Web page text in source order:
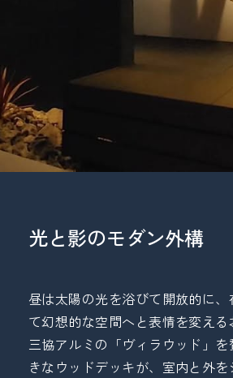
光と影のモダン外構
昼は太陽の光を浴びて開放的に
て幻想的な空間へと表情を変える
三協アルミの「ヴィラウッド」
きなウッドデッキが、室内と外